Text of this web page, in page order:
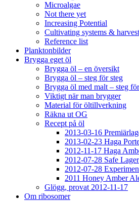
Microalgae
Not there yet
Increasing Potential
Cultivating systems &
Reference list
Planktonbilder
Brygga eget öl
Brygga öl – en översikt
Brygga öl – steg för steg
Brygga öl med malt – steg
Viktigt när man brygger
Material för öltillverkning
Räkna ut OG
Recept på öl
2013-03-16
2013-02-23 Haga
2012-11-17 Haga
2012-07-28 Safe Lager
2012-07-28
2011 Honey Amber
Glögg, provat 2012-11-17
Om ribosomer